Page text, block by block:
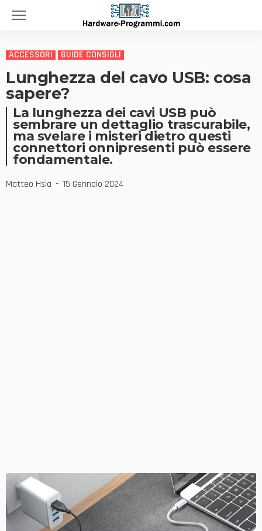
ACCESSORI GUIDE CONSIGLI
Lunghezza del cavo USB: cosa
sapere?
La lunghezza dei cavi USB può
sembrare un dettaglio trascurabile,
ma svelare i misteri dietro questi
connettori onnipresenti può essere
fondamentale.
Matteo Hsia 15 Gennaio 2024